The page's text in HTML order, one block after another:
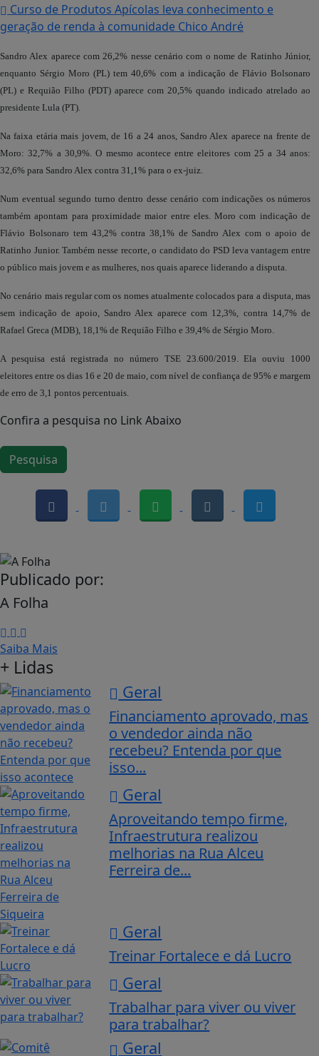
Curso de Produtos Apícolas leva conhecimento e
geração de renda à comunidade Chico André
Sandro Alex aparece com 26,2% nesse cenário com o nome de Ratinho Júnior,
enquanto Sérgio Moro (PL) tem 40,6% com a indicação de Flávio Bolsonaro
(PL) e Requião Filho (PDT) aparece com 20,5% quando indicado atrelado ao
presidente Lula (PT).
Na faixa etária mais jovem, de 16 a 24 anos, Sandro Alex aparece na frente de
Moro: 32,7% a 30,9%. O mesmo acontece entre eleitores com 25 a 34 anos:
32,6% para Sandro Alex contra 31,1% para o ex-juiz.
Num eventual segundo turno dentro desse cenário com indicações os números
também apontam para proximidade maior entre eles. Moro com indicação de
Flávio Bolsonaro tem 43,2% contra 38,1% de Sandro Alex com o apoio de
Ratinho Junior. Também nesse recorte, o candidato do PSD leva vantagem entre
o público mais jovem e as mulheres, nos quais aparece liderando a disputa.
No cenário mais regular com os nomes atualmente colocados para a disputa, mas
sem indicação de apoio, Sandro Alex aparece com 12,3%, contra 14,7% de
Rafael Greca (MDB), 18,1% de Requião Filho e 39,4% de Sérgio Moro.
A pesquisa está registrada no número TSE 23.600/2019. Ela ouviu 1000
eleitores entre os dias 16 e 20 de maio, com nível de confiança de 95% e margem
de erro de 3,1 pontos percentuais.
Confira a pesquisa no Link Abaixo
Pesquisa
Publicado por:
A Folha
Saiba Mais
+ Lidas
Geral
Financiamento aprovado, mas
o vendedor ainda não
recebeu? Entenda por que
isso...
Geral
Aproveitando tempo firme,
Infraestrutura realizou
melhorias na Rua Alceu
Ferreira de...
Geral
Treinar Fortalece e dá Lucro
Geral
Trabalhar para viver ou viver
para trabalhar?
Geral